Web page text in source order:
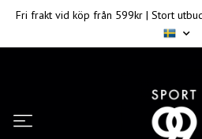
Fri frakt vid köp från 599kr | Stort